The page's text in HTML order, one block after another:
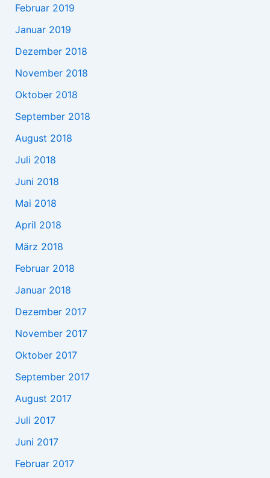
Februar 2019
Januar 2019
Dezember 2018
November 2018
Oktober 2018
September 2018
August 2018
Juli 2018
Juni 2018
Mai 2018
April 2018
März 2018
Februar 2018
Januar 2018
Dezember 2017
November 2017
Oktober 2017
September 2017
August 2017
Juli 2017
Juni 2017
Februar 2017